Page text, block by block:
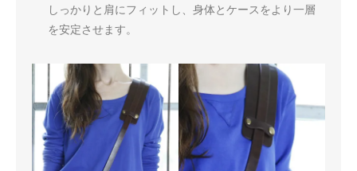
しっかりと肩にフィットし、身体とケースをより一層
を安定させます。